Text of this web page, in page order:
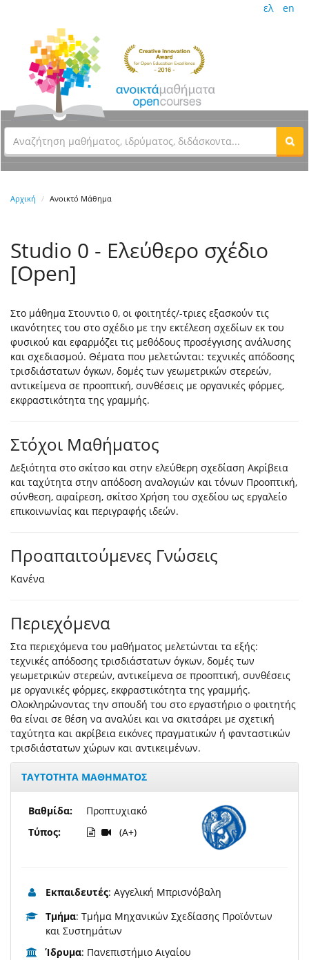
ελ en
Αρχική Ανοικτό Μάθημα
Studio 0 - Ελεύθερο σχέδιο
[Open]
Στο μάθημα Στουντιο 0, οι φοιτητές/-τριες εξασκούν τις
ικανότητες του στο σχέδιο με την εκτέλεση σχεδίων εκ του
φυσικού και εφαρμόζει τις μεθόδους προσέγγισης ανάλυσης
και σχεδιασμού. Θέματα που μελετώνται: τεχνικές απόδοσης
τρισδιάστατων όγκων, δομές των γεωμετρικών στερεών,
αντικείμενα σε προοπτική, συνθέσεις με οργανικές φόρμες,
εκφραστικότητα της γραμμής.
Στόχοι Μαθήματος
Δεξιότητα στο σκίτσο και στην ελεύθερη σχεδίαση Ακρίβεια
και ταχύτητα στην απόδοση αναλογιών και τόνων Προοπτική,
σύνθεση, αφαίρεση, σκίτσο Χρήση του σχεδίου ως εργαλείο
επικοινωνίας και περιγραφής ιδεών.
Προαπαιτούμενες Γνώσεις
Κανένα
Περιεχόμενα
Στα περιεχόμενα του μαθήματος μελετώνται τα εξής:
τεχνικές απόδοσης τρισδιάστατων όγκων, δομές των
γεωμετρικών στερεών, αντικείμενα σε προοπτική, συνθέσεις
με οργανικές φόρμες, εκφραστικότητα της γραμμής.
Ολοκληρώνοντας την σπουδή του στο εργαστήριο ο φοιτητής
θα είναι σε θέση να αναλύει και να σκιτσάρει με σχετική
ταχύτητα και ακρίβεια εικόνες πραγματικών ή φανταστικών
τρισδιάστατων χώρων και αντικειμένων.
ΤΑΥΤΟΤΗΤΑ ΜΑΘΗΜΑΤΟΣ
Βαθμίδα:
Τύπος:
Προπτυχιακό
(A+)
Εκπαιδευτές: Αγγελική Μπρισνόβαλη
Τμήμα: Τμήμα Μηχανικών Σχεδίασης Προϊόντων
και Συστημάτων
Ίδρυμα: Πανεπιστήμιο Αιγαίου